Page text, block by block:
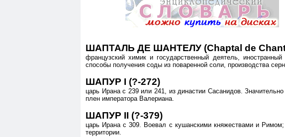
ШАПТАЛЬ ДЕ ШАНТЕЛУ (Chaptal de
французский химик и государственный деятель,
способы получения соды из поваренной соли, производства
ШАПУР I (?-272)
царь Ирана с 239 или 241, из династии Сасанидов.
плен императора Валериана.
ШАПУР II (?-379)
царь Ирана с 309. Воевал с кушанскими княжествами и Римом;
территории.